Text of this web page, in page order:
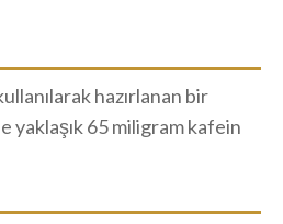
hazırlanan bir
yaklaşık 65 miligram kafein